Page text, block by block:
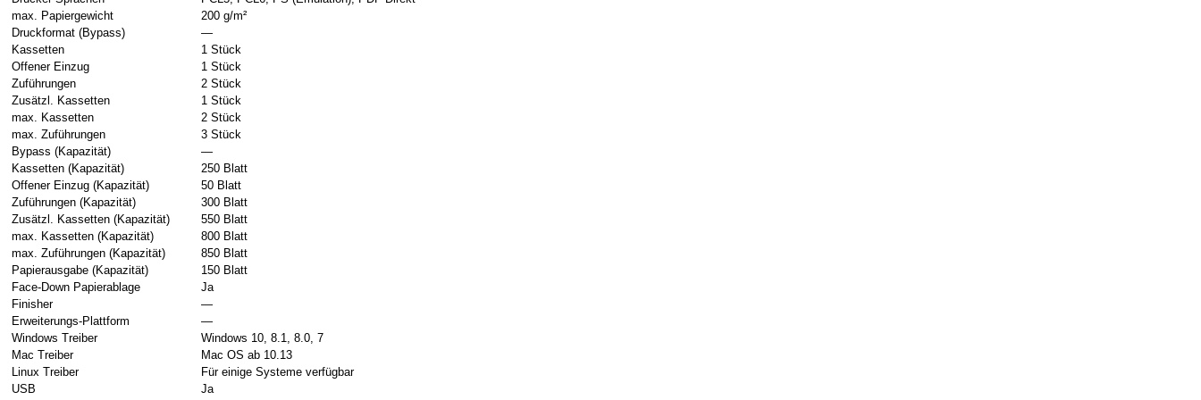
max. Papiergewicht
200 g/m²
Druckformat (Bypass)
—
Kassetten
1 Stück
Offener Einzug
1 Stück
Zuführungen
2 Stück
Zusätzl. Kassetten
1 Stück
max. Kassetten
2 Stück
max. Zuführungen
3 Stück
Bypass (Kapazität)
—
Kassetten (Kapazität)
250 Blatt
Offener Einzug (Kapazität)
50 Blatt
Zuführungen (Kapazität)
300 Blatt
Zusätzl. Kassetten (Kapazität)
550 Blatt
max. Kassetten (Kapazität)
800 Blatt
max. Zuführungen (Kapazität)
850 Blatt
Papierausgabe (Kapazität)
150 Blatt
Face-Down Papierablage
Ja
Finisher
—
Erweiterungs-Plattform
—
Windows Treiber
Windows 10, 8.1, 8.0, 7
Mac Treiber
Mac OS ab 10.13
Linux Treiber
Für einige Systeme verfügbar
USB
Ja